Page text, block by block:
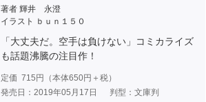
著者 輝井 永澄
イラスト ｂｕｎ１５０
「大丈夫だ。空手は負けない」コミカライズ
も話題沸騰の注目作！
定価 715 円（本体650円＋税）
発売日：2019年05月17日
判型：文庫判